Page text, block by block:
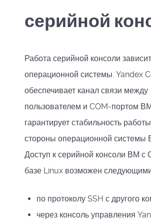
серийной
Работа серийной консоли
операционной системы. Yandex
обеспечивает канал связи между
пользователем и COM-портом
гарантирует стабильность
стороны операционной системы
Доступ к серийной консоли ВМ с
базе Linux возможен
по протоколу SSH с другого
через консоль управления